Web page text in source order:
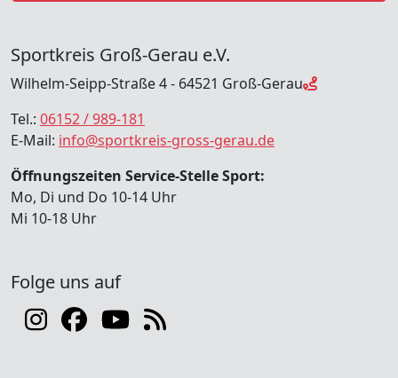
Sportkreis Groß-Gerau e.V.
Wilhelm-Seipp-Straße 4 - 64521 Groß-Gerau
Tel.: 06152 / 989-181
E-Mail: info@sportkreis-gross-gerau.de
Öffnungszeiten Service-Stelle Sport:
Mo, Di und Do 10-14 Uhr
Mi 10-18 Uhr
Folge uns auf